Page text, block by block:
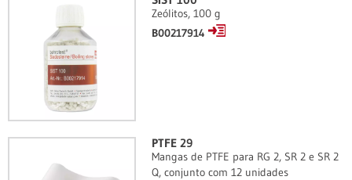
Zeólitos, 100 g
B00217914
PTFE 29
Mangas de PTFE para RG 2, SR 2 e SR 2
Q, conjunto com 12 unidades